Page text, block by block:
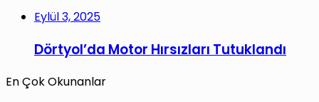
Eylül 3, 2025
Dörtyol’da Motor Hırsızları Tutuklandı
En Çok Okunanlar